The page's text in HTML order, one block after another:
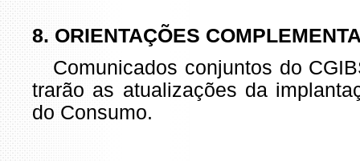
8. ORIENTAÇÕES
Comunicados conjuntos do
trarão as atualizações da
do Consumo.